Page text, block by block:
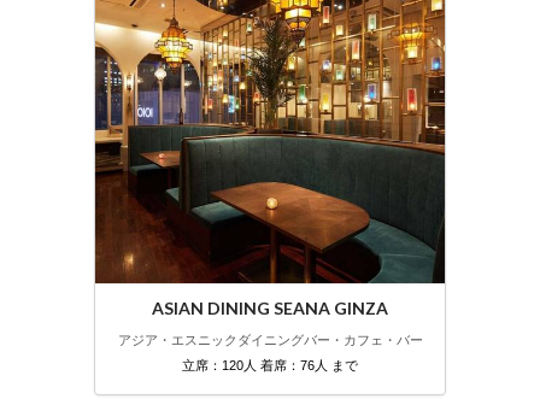
ASIAN DINING SEANA GINZA
アジア・エスニック ダイニングバー・カフェ・バー
立席：120人 着席：76人 まで